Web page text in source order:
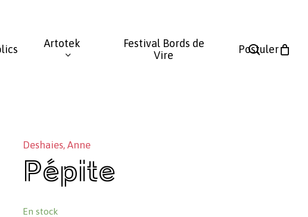
Artotek
Festival Bords de
Vire
Postuler
search
panier
Deshaies, Anne
Pépite
En stock